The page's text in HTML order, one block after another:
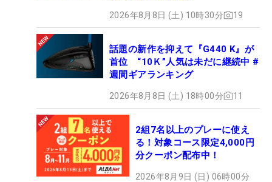
2026年8月8日 (土) 10時30分 19
話題の新作を抑えて『G440 K』が
首位 “10Ｋ”人気は未だに継続中 #
週間ギアランキング
2026年8月8日 (土) 18時00分 11
2組7名以上のプレーに使え
る！対象コース限定4,000円
分クーポン配布中！
2026年8月9日 (日) 06時00分